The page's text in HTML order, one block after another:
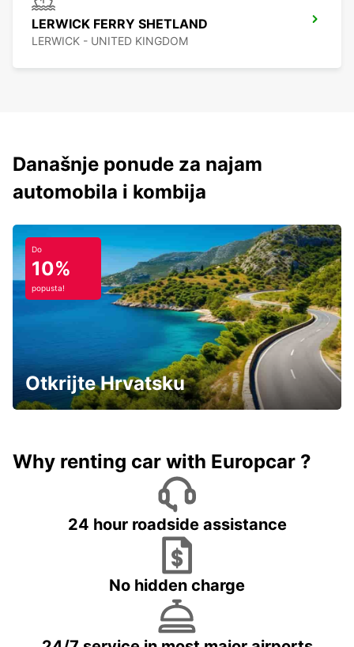
LERWICK FERRY SHETLAND
LERWICK - UNITED KINGDOM
Današnje ponude za najam
automobila i kombija
Do
10%
popusta!
Otkrijte Hrvatsku
Why renting car with Europcar ?
24 hour roadside assistance
No hidden charge